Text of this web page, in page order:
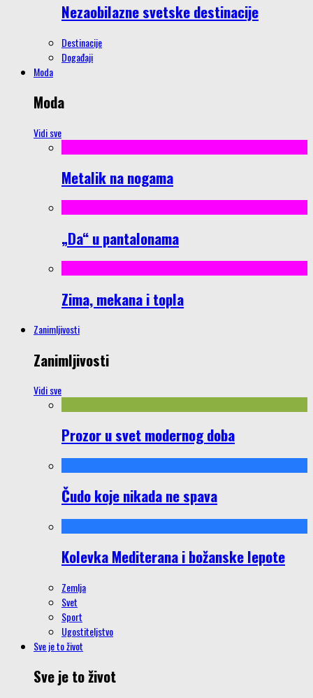
Nezaobilazne svetske destinacije
Destinacije
Događaji
Moda
Moda
Vidi sve
Metalik na nogama
„Da“ u pantalonama
Zima, mekana i topla
Zanimljivosti
Zanimljivosti
Vidi sve
Prozor u svet modernog doba
Čudo koje nikada ne spava
Kolevka Mediterana i božanske lepote
Zemlja
Svet
Sport
Ugostiteljstvo
Sve je to život
Sve je to život